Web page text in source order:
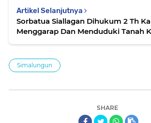
Artikel Selanjutnya
Sorbatua Siallagan Dihukum 2 Th
Menggarap Dan Menduduki Tanah
Simalungun
SHARE